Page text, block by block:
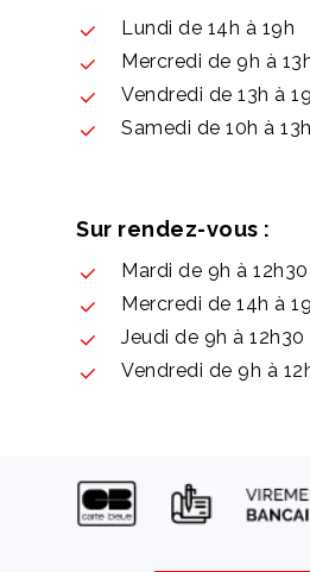
Lundi de 14h à 19h
Mercredi de 9h à
Vendredi de 13h à
Samedi de 10h à 13h
Sur rendez-vous :
Mardi de 9h à
Mercredi de 14h à
Jeudi de 9h à 12h30
Vendredi de 9h à